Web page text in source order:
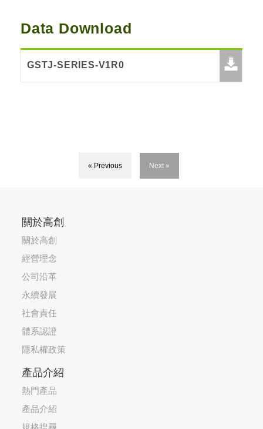
Data Download
GSTJ-SERIES-V1R0
« Previous Next »
關於高創
關於高創
經營理念
公司沿革
永續發展
社會責任
體系認證
隱私權政策
產品介紹
熱門產品
產品介紹
規格搜尋